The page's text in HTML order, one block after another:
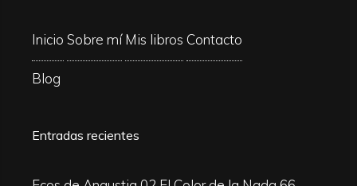
Inicio Sobre mí Mis libros Contacto
Blog
Entradas recientes